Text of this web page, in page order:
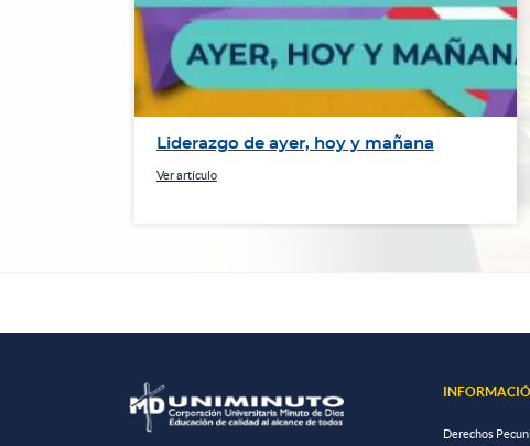
Liderazgo de ayer, hoy y mañana
Ver artículo
Derechos